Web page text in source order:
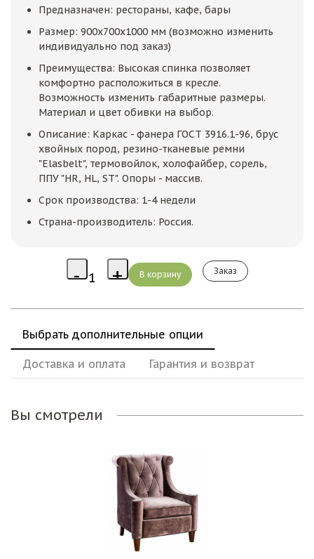
Предназначен: рестораны, кафе, бары
Размер: 900х700х1000 мм (возможно изменить
индивидуально под заказ)
Преимущества: Высокая спинка позволяет
комфортно расположиться в кресле.
Возможность изменить габаритные размеры.
Материал и цвет обивки на выбор.
Описание: Каркас - фанера ГОСТ 3916.1-96, брус
хвойных пород, резино-тканевые ремни
"Elasbelt", термовойлок, холофайбер, сорель,
ППУ "HR, HL, ST". Опоры - массив.
Срок производства: 1-4 недели
Страна-производитель: Россия.
Заказ
Выбрать дополнительные опции
Доставка и оплата Гарантия и возврат
Вы смотрели